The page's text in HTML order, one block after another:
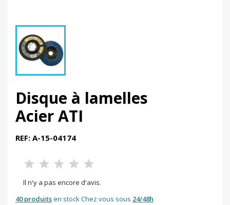
Disque à lamelles
Acier ATI
REF: A-15-04174
Il n'y a pas encore d'avis.
40 produitsen stock Chez vous sous 24/48h